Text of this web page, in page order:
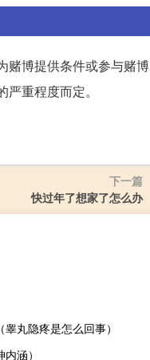
赌博提供条件或参与赌博
重程度而定。
下一篇
快过年了想家了怎么办
丸隐疼是怎么回事）
涵）